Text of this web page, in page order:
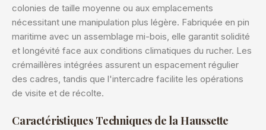
colonies de taille moyenne ou aux emplacements
nécessitant une manipulation plus légère. Fabriquée en pin
maritime avec un assemblage mi-bois, elle garantit solidité
et longévité face aux conditions climatiques du rucher. Les
crémaillères intégrées assurent un espacement régulier
des cadres, tandis que l'intercadre facilite les opérations
de visite et de récolte.
Caractéristiques Techniques de la Haussette